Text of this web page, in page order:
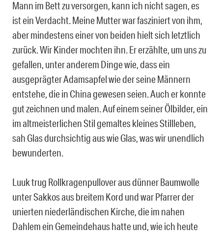
Mann im Bett zu versorgen, kann ich nicht sagen, es
ist ein Verdacht. Meine Mutter war fasziniert von ihm,
aber mindestens einer von beiden hielt sich letztlich
zurück. Wir Kinder mochten ihn. Er erzählte, um uns zu
gefallen, unter anderem Dinge wie, dass ein
ausgeprägter Adamsapfel wie der seine Männern
entstehe, die in China gewesen seien. Auch er konnte
gut zeichnen und malen. Auf einem seiner Ölbilder, ein
im altmeisterlichen Stil gemaltes kleines Stillleben,
sah Glas durchsichtig aus wie Glas, was wir unendlich
bewunderten.
Luuk trug Rollkragenpullover aus dünner Baumwolle
unter Sakkos aus breitem Kord und war Pfarrer der
unierten niederländischen Kirche, die im nahen
Dahlem ein Gemeindehaus hatte und, wie ich heute